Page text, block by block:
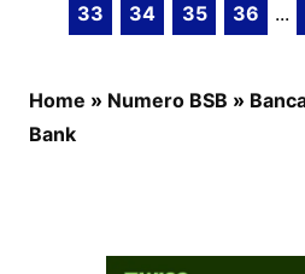
33
34 35 36 ...
Home » Numero BSB »
Bank